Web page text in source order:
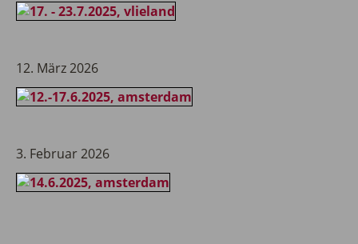
12. März 2026
3. Februar 2026